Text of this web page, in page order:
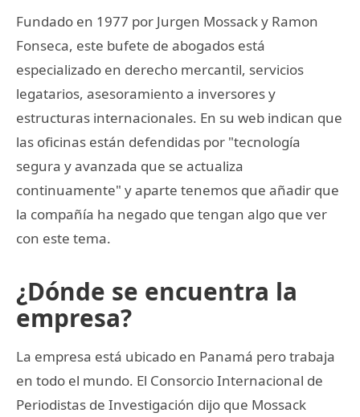
Fundado en 1977 por Jurgen Mossack y Ramon
Fonseca, este bufete de abogados está
especializado en derecho mercantil, servicios
legatarios, asesoramiento a inversores y
estructuras internacionales. En su web indican que
las oficinas están defendidas por "tecnología
segura y avanzada que se actualiza
continuamente" y aparte tenemos que añadir que
la compañía ha negado que tengan algo que ver
con este tema.
¿Dónde se encuentra la
empresa?
La empresa está ubicado en Panamá pero trabaja
en todo el mundo. El Consorcio Internacional de
Periodistas de Investigación dijo que Mossack